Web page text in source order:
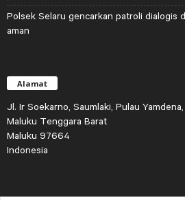
Polsek Selaru gencarkan patroli dialogis
aman
Alamat
Jl. Ir Soekarno, Saumlaki, Pulau
Maluku Tenggara Barat
Maluku 97664
Indonesia